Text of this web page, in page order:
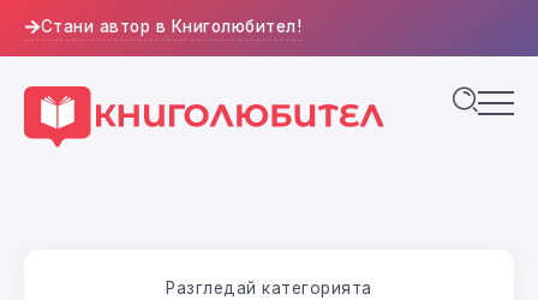
Стани автор в Книголюбител!
Разгледай категорията